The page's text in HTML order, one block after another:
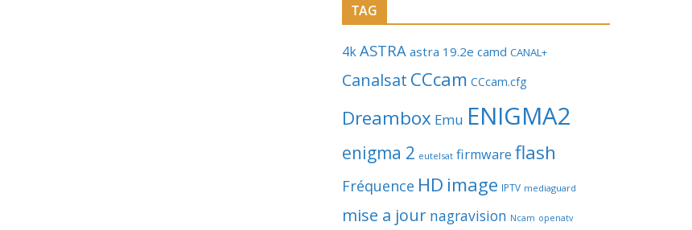
TAG
4kASTRA astra 19.2e camd CANAL+
Canalsat CCcam CCcam.cfg
Dreambox Emu ENIGMA2
enigma 2 eutelsat firmware flash
Fréquence HD image IPTV mediaguard
mise a jour nagravision Ncam openatv